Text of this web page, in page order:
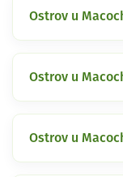
Ostrov u
Ostrov u
Ostrov u